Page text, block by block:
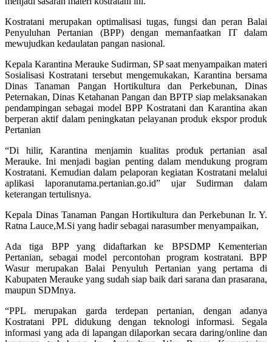
Kostratani merupakan optimalisasi tugas, fungsi dan peran Balai
Penyuluhan Pertanian (BPP) dengan memanfaatkan IT dalam
mewujudkan kedaulatan pangan nasional.
Kepala Karantina Merauke Sudirman, SP saat menyampaikan materi
Sosialisasi Kostratani tersebut mengemukakan, Karantina bersama
Dinas Tanaman Pangan Hortikultura dan Perkebunan, Dinas
Peternakan, Dinas Ketahanan Pangan dan BPTP siap melaksanakan
pendampingan sebagai model BPP Kostratani dan Karantina akan
berperan aktif dalam peningkatan pelayanan produk ekspor produk
Pertanian
“Di hilir, Karantina menjamin kualitas produk pertanian asal
Merauke. Ini menjadi bagian penting dalam mendukung program
Kostratani. Kemudian dalam pelaporan kegiatan Kostratani melalui
aplikasi laporanutama.pertanian.go.id” ujar Sudirman dalam
keterangan tertulisnya.
Kepala Dinas Tanaman Pangan Hortikultura dan Perkebunan Ir. Y.
Ratna Lauce,M.Si yang hadir sebagai narasumber menyampaikan,
Ada tiga BPP yang didaftarkan ke BPSDMP Kementerian
Pertanian, sebagai model percontohan program kostratani. BPP
Wasur merupakan Balai Penyuluh Pertanian yang pertama di
Kabupaten Merauke yang sudah siap baik dari sarana dan prasarana,
maupun SDMnya.
“PPL merupakan garda terdepan pertanian, dengan adanya
Kostratani PPL didukung dengan teknologi informasi. Segala
informasi yang ada di lapangan dilaporkan secara daring/online dan